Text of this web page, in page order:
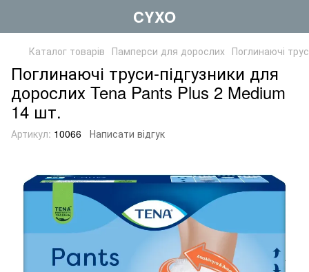
CYXO
Каталог товарів Памперси для дорослих Поглинаючі
Поглинаючі труси-підгузники для
дорослих Tena Pants Plus 2 Medium
14 шт.
Артикул: 10066 Написати відгук